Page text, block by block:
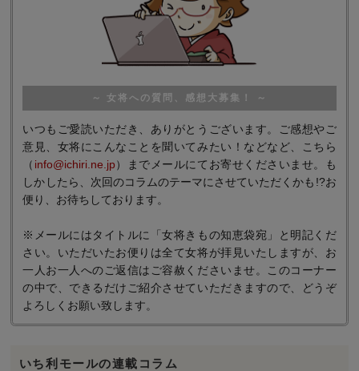
～ 女将への質問、感想大募集！ ～
いつもご愛読いただき、ありがとうございます。ご感想やご
意見、女将にこんなことを聞いてみたい！などなど、こちら
（ info@ichiri.ne.jp）までメールにてお寄せくださいませ。も
しかしたら、次回のコラムのテーマにさせていただくかも!?お
便り、お待ちしております。
※メールにはタイトルに「女将きもの知恵袋宛」と明記くだ
さい。いただいたお便りは全て女将が拝見いたしますが、お
一人お一人へのご返信はご容赦くださいませ。このコーナー
の中で、できるだけご紹介させていただきますので、どうぞ
よろしくお願い致します。
いち利モールの連載コラム